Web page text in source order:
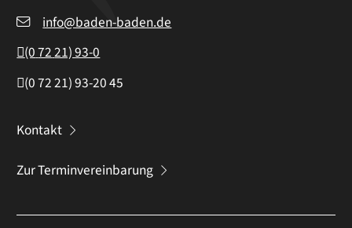
info@baden-baden.de
(07221) 93-0
(07221) 93-2045
Kontakt
Zur Terminvereinbarung